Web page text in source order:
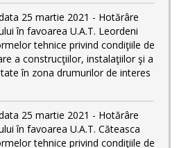
25 martie 2021 - Hotărâre
în favoarea U.A.T. Leordeni
tehnice privind condiţiile de
a construcţiilor, instalaţiilor şi a
în zona drumurilor de interes
25 martie 2021 - Hotărâre
în favoarea U.A.T. Căteasca
tehnice privind condiţiile de